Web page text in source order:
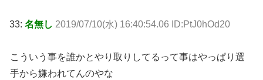
33: 名無し 2019/07/10(水) 16:40:54.06 ID:PtJ0hOd20
こういう事を誰かとやり取りしてるって事はやっぱり選
手から嫌われてんのやな